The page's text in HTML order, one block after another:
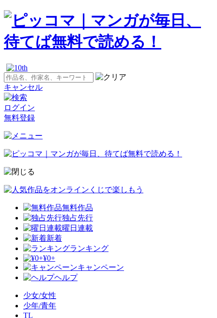
キャンセル
ログイン
無料登録
無料作品
独占先行
曜日連載
新着
ランキング
¥0+
キャンペーン
ヘルプ
少女/女性
少年/青年
TL